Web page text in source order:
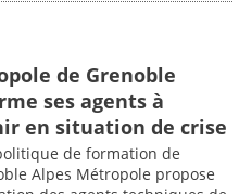
de Grenoble
ses agents à
en situation de crise
de formation de
Alpes Métropole propose